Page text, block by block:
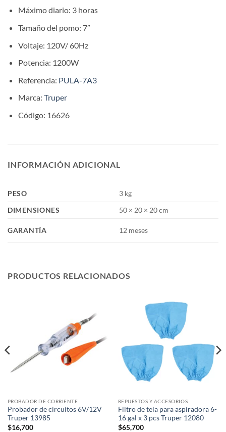
Máximo diario: 3 horas
Tamaño del pomo: 7”
Voltaje: 120V/ 60Hz
Potencia: 1200W
Referencia: PULA-7A3
Marca: Truper
Código: 16626
INFORMACIÓN ADICIONAL
PESO
3 kg
DIMENSIONES
50 × 20 × 20 cm
GARANTÍA 12 meses
PRODUCTOS RELACIONADOS
PROBADOR DE CORRIENTE
Probador de circuitos 6V/12V
Truper 13985
$16,700
REPUESTOS Y ACCESORIOS
Filtro de tela para aspiradora 6-
16 gal x 3 pcs Truper 12080
$65,700